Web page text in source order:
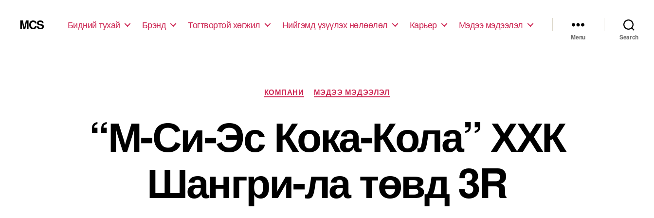
MCS Бидний тухай Брэнд Тогтвортой хөгжил Нийгэмд үзүүлэх нөлөөлөл Карьер Мэдээ мэдээлэл
Menu Search
Categories
КОМПАНИ МЭДЭЭ МЭДЭЭЛЭЛ
“М-Си-Эс Кока-Кола” ХХК
Шангри-ла төвд 3R